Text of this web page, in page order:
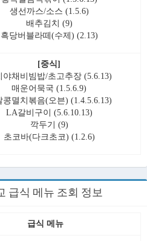
생선까스/소스 (1.5.6)
배추김치 (9)
흑당버블라떼(수제) (2.13)
[중식]
야채비빔밥/초고추장 (5.6.13)
매운어묵국 (1.5.6.9)
콩멸치볶음(오븐) (1.4.5.6.13)
LA갈비구이 (5.6.10.13)
깍두기 (9)
초코바(다크초코) (1.2.6)
급식 메뉴 조회 정보
급식 메뉴